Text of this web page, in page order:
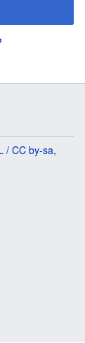
/ CC by-sa,